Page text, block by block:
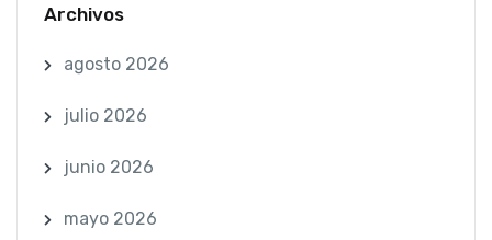
Archivos
agosto 2026
julio 2026
junio 2026
mayo 2026